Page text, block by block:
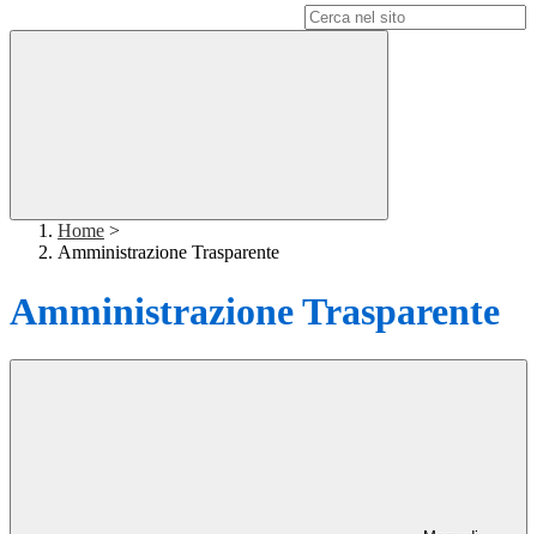
Home >
Amministrazione Trasparente
Amministrazione Trasparente